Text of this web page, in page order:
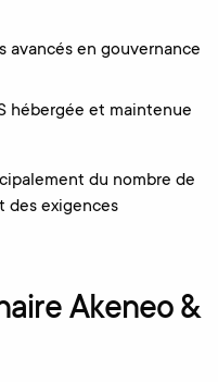
avancés en gouvernance
hébergée et maintenue
du nombre de
des exigences
Akeneo &